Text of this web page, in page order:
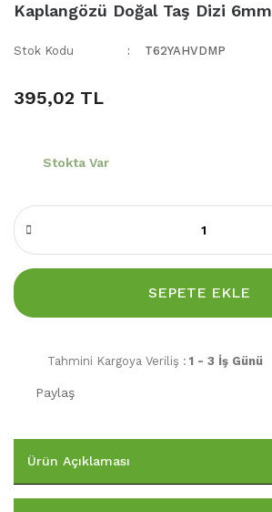
Kaplangözü Doğal Taş Dizi 6mm
Stok Kodu T62YAHVDMP
395,02 TL
Stokta Var
SEPETE EKLE
Tahmini Kargoya Veriliş : 1 - 3 İş Günü
Paylaş
Ürün Açıklaması